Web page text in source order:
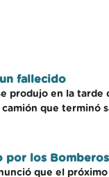
fallecido
produjo en la tarde
que terminó
por los
que el